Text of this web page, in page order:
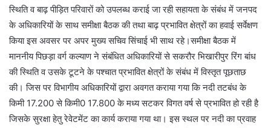
स्थिति व बाढ़ पीड़ित परिवारों को उपलब्ध कराई जा रही सहायता के संबंध में जनपद
के अधिकारियों के साथ समीक्षा बैठक की तथा बाढ़ प्रभावित क्षेत्रों का हवाई सर्वेक्षण
किया इस अवसर पर अपर मुख्य सचिव सिंचाई भी साथ रहे।समीक्षा बैठक में
माननीय पिछड़ा वर्ग कल्याण ने संबंधित अधिकारियों से सकरौर भिखारीपुर रिंग बांध
की स्थिति व उसके टूटने के पश्चात प्रभावित क्षेत्रों के संबंध में विस्तृत पूछताछ
की। जिस पर विभागीय अधिकारियों द्वारा अवगत कराया गया कि नदी तटबंध के
किमी 17.200 से किमी0 17.800 के मध्य सटकर विगत वर्ष से प्रभावित हो रही है
जिसके सुरक्षा हेतु रेवेटमेंट का कार्य कराया गया था। इस स्थल पर नदी का प्रवाह